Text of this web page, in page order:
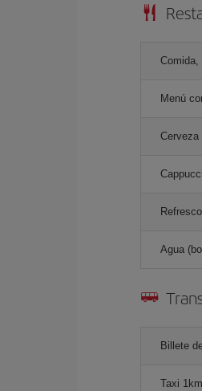
Comida,
Menú
Cerveza
Agua
Billete
Taxi